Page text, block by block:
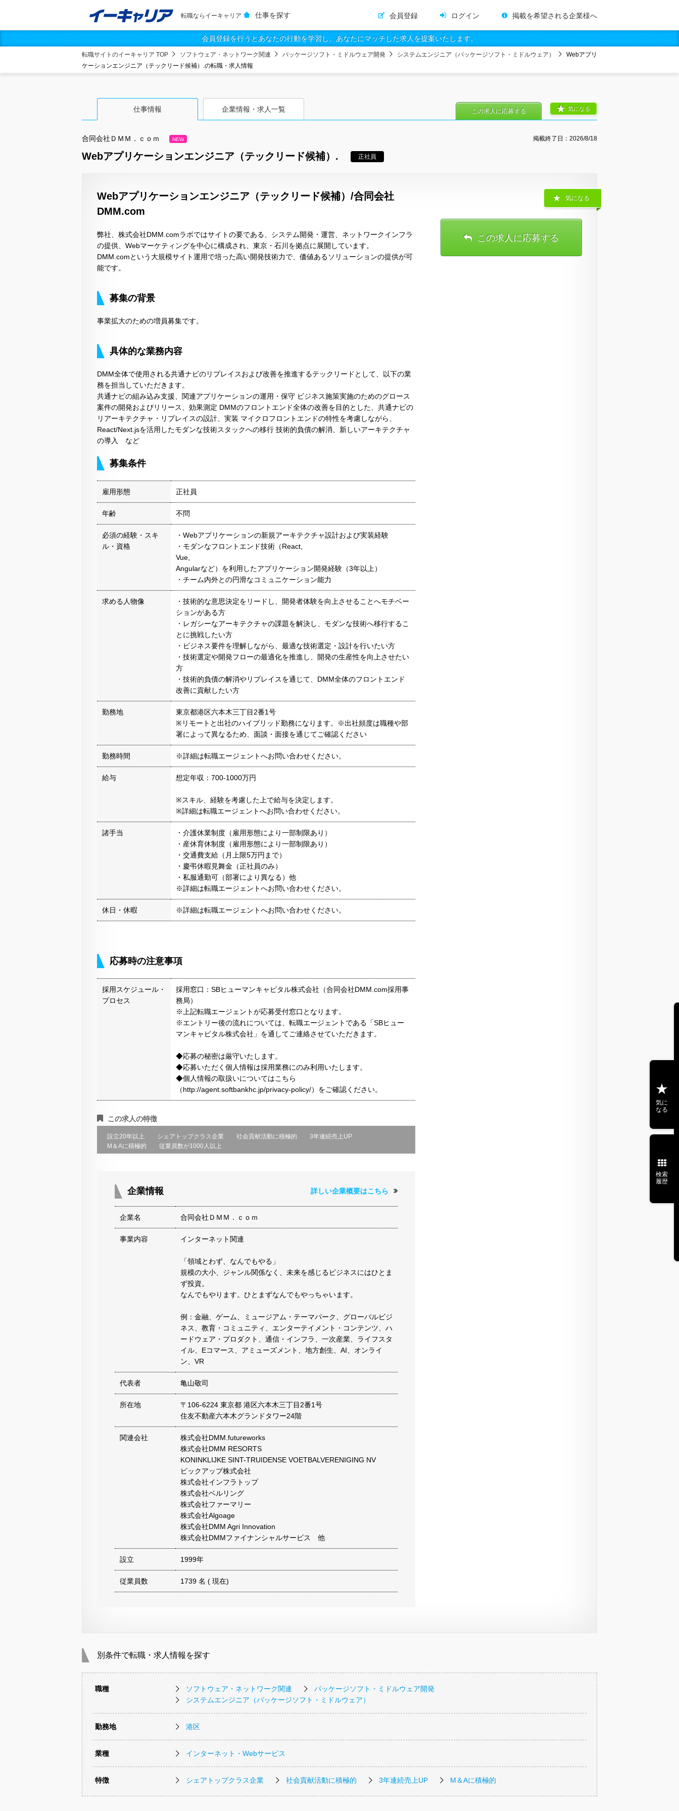
転職ならイーキャリア 仕事を探す 会員登録 ログイン 掲載を希望される企業様へ
会員登録を行うとあなたの行動を学習し、あなたにマッチした求人を提案いたします。
転職サイトのイーキャリア TOP ソフトウェア・ネットワーク関連 パッケージソフト・ミドルウェア開発 システムエンジニア（パッケージソフト・ミドルウェア）
Webアプリ
ケーションエンジニア（テックリード候補）.の転職・求人情報
仕事情報 企業情報・求人一覧
合同会社ＤＭＭ．ｃｏｍ NEW 掲載終了日： 2026/8/18
Webアプリケーションエンジニア（テックリード候補）. 正社員
気になる
この求人に応募する
Webアプリケーションエンジニア（テックリード候補）/合同会社
DMM.com
弊社、株式会社DMM.comラボではサイトの要である、システム開発・運営、ネットワークインフラ
の提供、Webマーケティングを中心に構成され、東京・石川を拠点に展開しています。
DMM.comという大規模サイト運用で培った高い開発技術力で、価値あるソリューションの提供が可
能です。
募集の背景
事業拡大のための増員募集です。
具体的な業務内容
DMM全体で使用される共通ナビのリプレイスおよび改善を推進するテックリードとして、以下の業
務を担当していただきます。
共通ナビの組み込み支援、関連アプリケーションの運用・保守 ビジネス施策実施のためのグロース
案件の開発およびリリース、効果測定 DMMのフロントエンド全体の改善を目的とした、共通ナビの
リアーキテクチャ・リプレイスの設計、実装 マイクロフロントエンドの特性を考慮しながら、
React/Next.jsを活用したモダンな技術スタックへの移行 技術的負債の解消、新しいアーキテクチャ
の導入 など
募集条件
雇用形態 正社員
年齢 不問
必須の経験・スキ
ル・資格
・Webアプリケーションの新規アーキテクチャ設計および実装経験
・モダンなフロントエンド技術（React,
Vue,
Angularなど）を利用したアプリケーション開発経験（3年以上）
・チーム内外との円滑なコミュニケーション能力
求める人物像
・技術的な意思決定をリードし、開発者体験を向上させることへモチベー
ションがある方
・レガシーなアーキテクチャの課題を解決し、モダンな技術へ移行するこ
とに挑戦したい方
・ビジネス要件を理解しながら、最適な技術選定・設計を行いたい方
・技術選定や開発フローの最適化を推進し、開発の生産性を向上させたい
方
・技術的負債の解消やリプレイスを通じて、DMM全体のフロントエンド
改善に貢献したい方
勤務地
東京都港区六本木三丁目2番1号
※リモートと出社のハイブリッド勤務になります。※出社頻度は職種や部
署によって異なるため、面談・面接を通じてご確認ください
勤務時間 ※詳細は転職エージェントへお問い合わせください。
給与 想定年収：700-1000万円
※スキル、経験を考慮した上で給与を決定します。
※詳細は転職エージェントへお問い合わせください。
諸手当
・介護休業制度（雇用形態により一部制限あり）
・産休育休制度（雇用形態により一部制限あり）
・交通費支給（月上限5万円まで）
・慶弔休暇見舞金（正社員のみ）
・私服通勤可（部署により異なる）他
※詳細は転職エージェントへお問い合わせください。
休日・休暇 ※詳細は転職エージェントへお問い合わせください。
応募時の注意事項
採用スケジュール・
プロセス
採用窓口：SBヒューマンキャピタル株式会社（合同会社DMM.com採用事
務局）
※上記転職エージェントが応募受付窓口となります。
※エントリー後の流れについては、転職エージェントである「SBヒュー
マンキャピタル株式会社」を通してご連絡させていただきます。
◆応募の秘密は厳守いたします。
◆応募いただく個人情報は採用業務にのみ利用いたします。
◆個人情報の取扱いについてはこちら
（http://agent.softbankhc.jp/privacy-policy/）をご確認ください。
この求人の特徴
設立20年以上 シェアトップクラス企業 社会貢献活動に積極的
3年連続売上UP
M＆Aに積極的
従業員数が1000人以上
企業情報 詳しい企業概要はこちら
企業名 合同会社ＤＭＭ．ｃｏｍ
事業内容 インターネット関連
「領域とわず、なんでもやる」
規模の大小、ジャンル関係なく、未来を感じるビジネスにはひとま
ず投資。
なんでもやります。ひとまずなんでもやっちゃいます。
例：金融、ゲーム、ミュージアム・テーマパーク、グローバルビジ
ネス、教育・コミュニティ、エンターテイメント・コンテンツ、ハ
ードウェア・プロダクト、通信・インフラ、一次産業、ライフスタ
イル、Eコマース、アミューズメント、地方創生、AI、オンライ
ン、VR
代表者 亀山敬司
所在地
〒106-6224 東京都 港区六本木三丁目2番1号
住友不動産六本木グランドタワー24階
関連会社
株式会社DMM.futureworks
株式会社DMM RESORTS
KONINKLIJKE SINT-TRUIDENSE VOETBALVERENIGING NV
ピックアップ株式会社
株式会社インフラトップ
株式会社ベルリング
株式会社ファーマリー
株式会社Algoage
株式会社DMM Agri Innovation
株式会社DMMファイナンシャルサービス 他
設立 1999年
従業員数 1739 名 ( 現在)
気になる
この求人に応募する
別条件で転職・求人情報を探す
職種 ソフトウェア・ネットワーク関連
パッケージソフト・ミドルウェア開発
システムエンジニア（パッケージソフト・ミドルウェア）
勤務地 港区
業種 インターネット・Webサービス
特徴 シェアトップクラス企業 社会貢献活動に積極的 3年連続売上UP M＆Aに積極的
気に
なる
検索
履歴